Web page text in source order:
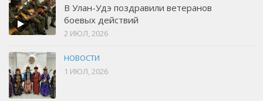
В Улан-Удэ поздравили ветеранов
боевых действий
2 ИЮЛ, 2026
НОВОСТИ
1 ИЮЛ, 2026